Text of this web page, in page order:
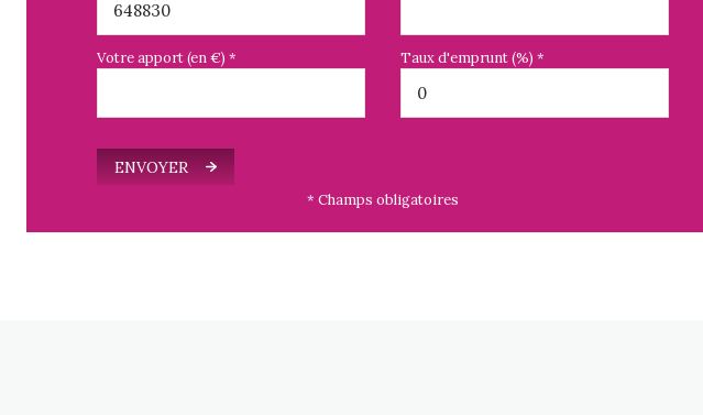
Votre apport (en €) * Taux d'emprunt (%) *
ENVOYER
* Champs obligatoires